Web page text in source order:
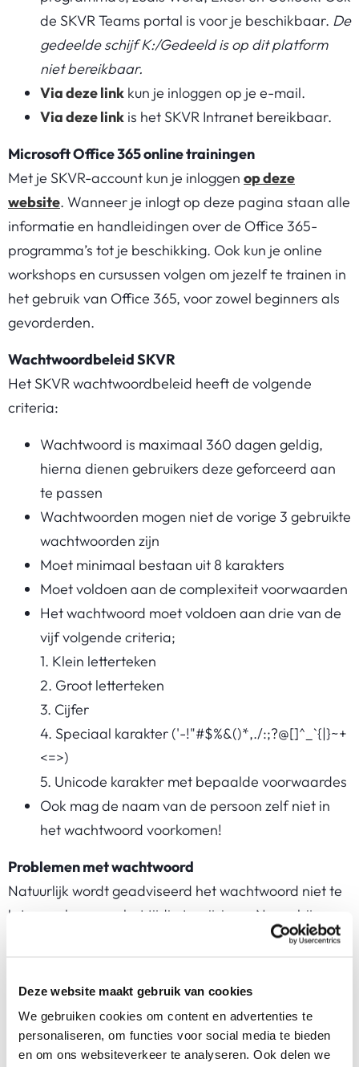
Deze website maakt gebruik van cookies
We gebruiken cookies om content en advertenties te
personaliseren, om functies voor social media te bieden
en om ons websiteverkeer te analyseren. Ook delen we
de SKVR Teams portal is voor je beschikbaar. De
gedeelde schijf K:/Gedeeld is op dit platform
niet bereikbaar.
Via deze link kun je inloggen op je e-mail.
Via deze link is het SKVR Intranet bereikbaar.
Microsoft Office 365 online trainingen
Met je SKVR-account kun je inloggen op deze
website. Wanneer je inlogt op deze pagina staan alle
informatie en handleidingen over de Office 365-
programma’s tot je beschikking. Ook kun je online
workshops en cursussen volgen om jezelf te trainen in
het gebruik van Office 365, voor zowel beginners als
gevorderden.
Wachtwoordbeleid SKVR
Het SKVR wachtwoordbeleid heeft de volgende
criteria:
Wachtwoord is maximaal 360 dagen geldig,
hierna dienen gebruikers deze geforceerd aan
te passen
Wachtwoorden mogen niet de vorige 3 gebruikte
wachtwoorden zijn
Moet minimaal bestaan uit 8 karakters
Moet voldoen aan de complexiteit voorwaarden
Het wachtwoord moet voldoen aan drie van de
vijf volgende criteria;
1. Klein letterteken
2. Groot letterteken
3. Cijfer
4. Speciaal karakter ('-!"#$%&()*,./:;?@[]^_`{|}~+
<=>)
5. Unicode karakter met bepaalde voorwaardes
Ook mag de naam van de persoon zelf niet in
het wachtwoord voorkomen!
Problemen met wachtwoord
Natuurlijk wordt geadviseerd het wachtwoord niet te
laten verlopen en het tijdig te wijzigen. Neem bij
wachtwoordproblemen contact op met IT-Workz via: